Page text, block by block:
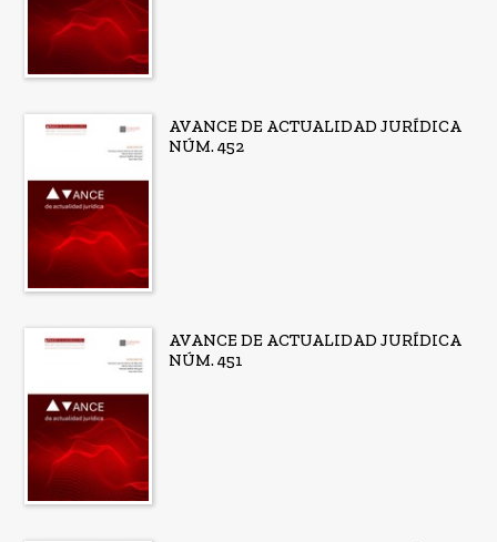
AVANCE DE ACTUALIDAD JURÍDICA
NÚM. 452
AVANCE DE ACTUALIDAD JURÍDICA
NÚM. 451